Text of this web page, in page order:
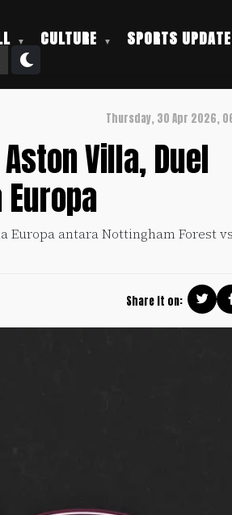
CULTURE SPORTS UPDATE
Thursday, 30 Apr 2026,
Villa, Duel
antara Nottingham Forest
Share it on: